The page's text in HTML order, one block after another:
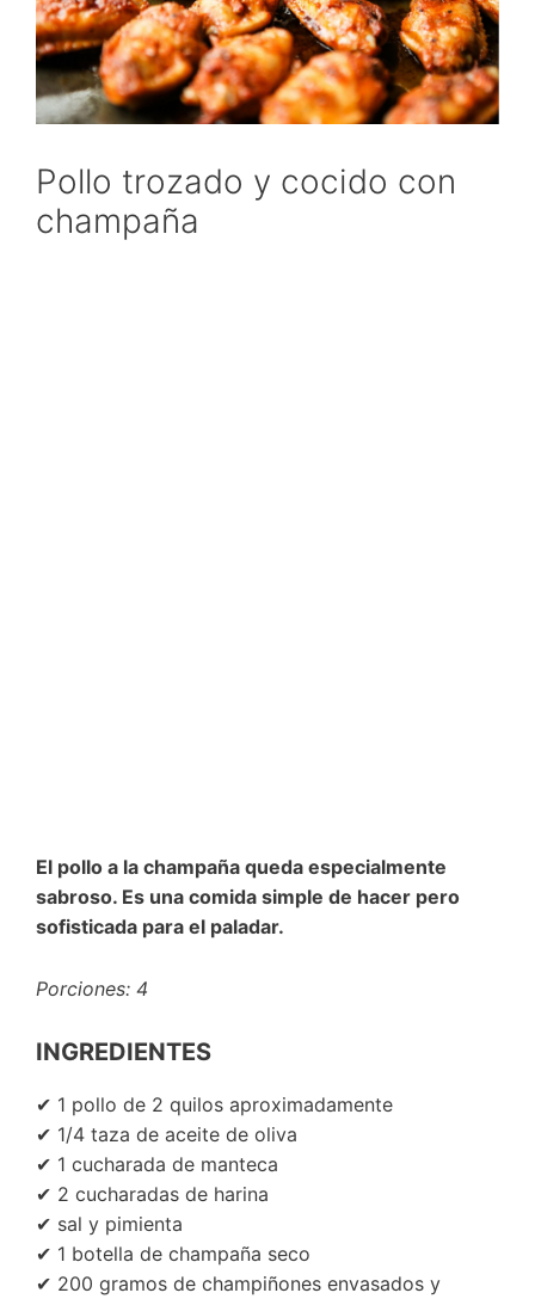
Pollo trozado y cocido con
champaña
El pollo a la champaña queda especialmente
sabroso. Es una comida simple de hacer pero
sofisticada para el paladar.
Porciones: 4
INGREDIENTES
✔ 1 pollo de 2 quilos aproximadamente
✔ 1/4 taza de aceite de oliva
✔ 1 cucharada de manteca
✔ 2 cucharadas de harina
✔ sal y pimienta
✔ 1 botella de champaña seco
✔ 200 gramos de champiñones envasados y